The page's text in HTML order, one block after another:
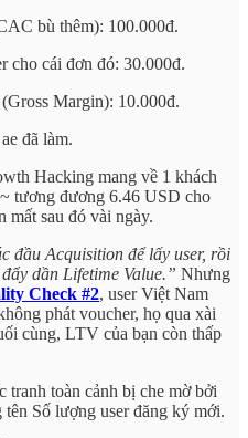
bù thêm): 100.000đ.
cho cái đơn đó: 30.000đ.
Margin): 10.000đ.
đã làm.
Hacking mang về 1 khách
tương đương 6.46 USD cho
mất sau đó vài ngày.
đầu Acquisition để lấy user, rồi
dần Lifetime Value.” Nhưng
Check #2, user Việt Nam
phát voucher, họ qua xài
cùng, LTV của bạn còn thấp
tranh toàn cảnh bị che mờ bởi
Số lượng user đăng ký mới.